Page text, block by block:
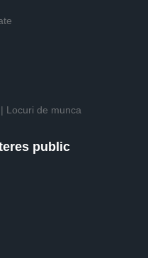
Locuri de munca
public